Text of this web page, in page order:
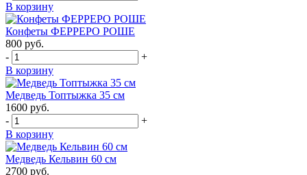
В корзину
Конфеты ФЕРРЕРО РОШЕ
800 руб.
-
+
В корзину
Медведь Топтыжка 35 см
1600 руб.
-
+
В корзину
Медведь Кельвин 60 см
2700 руб.